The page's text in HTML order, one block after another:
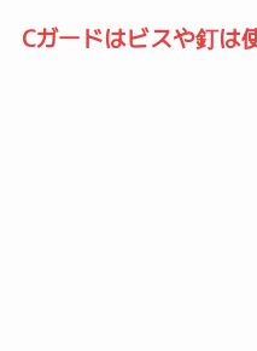
Cガードはビスや釘は